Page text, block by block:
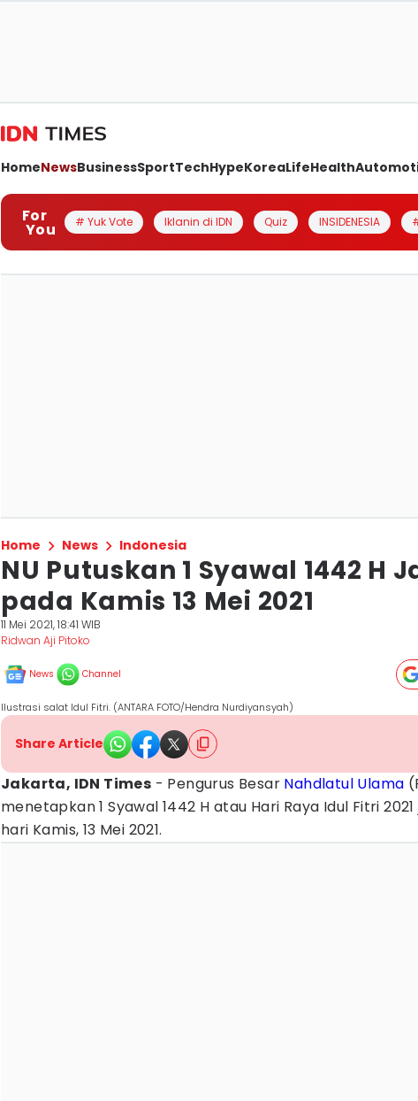
HomeNewsBusinessSportTechHypeKoreaLifeHealth
For
You # Yuk Vote Iklanin di IDN Quiz INSIDENESIA
Home News Indonesia
NU Putuskan 1 Syawal 1442 H
pada Kamis 13 Mei 2021
11 Mei 2021, 18:41 WIB
Ridwan Aji Pitoko
News Channel
Ilustrasi salat Idul Fitri. (ANTARA FOTO/Hendra Nurdiyansyah)
Share Article
Jakarta, IDN Times - Pengurus Besar Nahdlatul Ulama
menetapkan 1 Syawal 1442 H atau Hari Raya Idul Fitri
hari Kamis, 13 Mei 2021.